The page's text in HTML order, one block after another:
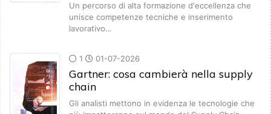
Un percorso di alta formazione d'eccellenza che
unisce competenze tecniche e inserimento
lavorativo…
1 01-07-2026
Gartner: cosa cambierà nella supply
chain
Gli analisti mettono in evidenza le tecnologie che